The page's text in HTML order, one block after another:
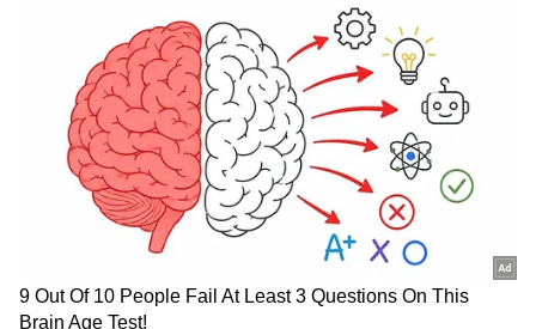
ಶೇ.50 ರಿಂದ ಶೇ.18 ಕ್ಕೆ TAX ಇಳಿಕೆ: ಮೋದಿ-
ಟ್ರಂಪ್ ಐತಿಹಾಸಿಕ ಒಪ್ಪಂದ | India US
Trade Deal | Party Rounds